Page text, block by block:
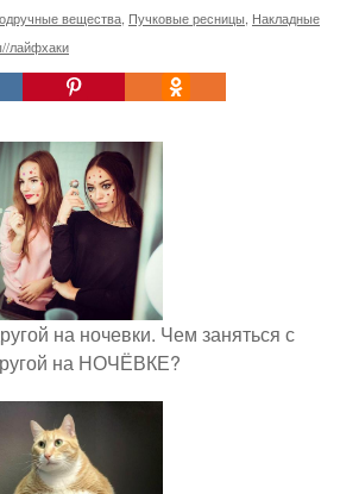
вещества Пучковые ресницы Накладные
лайфхаки
на ночевки. Чем заняться с
на НОЧЁВКЕ?